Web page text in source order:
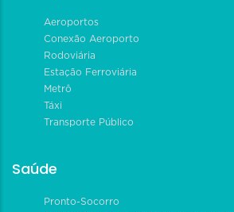
Aeroportos
Conexão Aeroporto
Rodoviária
Estação Ferroviária
Metrô
Táxi
Transporte Público
Saúde
Pronto-Socorro